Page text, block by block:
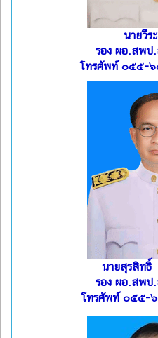
นายวี
รอง ผอ.สพป
โทรศัพท์ ๐๕๕-
นายสุรสิทธิ์
รอง ผอ.สพป
โทรศัพท์ ๐๕๕-